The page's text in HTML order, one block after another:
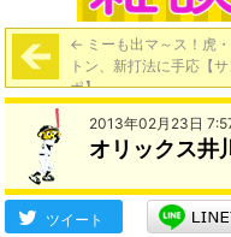
← ミーも出マ～ス！虎
トン、新打法に手応【
ポ】
2013年02月23日
オリックス井
ツイート